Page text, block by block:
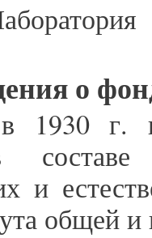
о
1930 г.
и
общей